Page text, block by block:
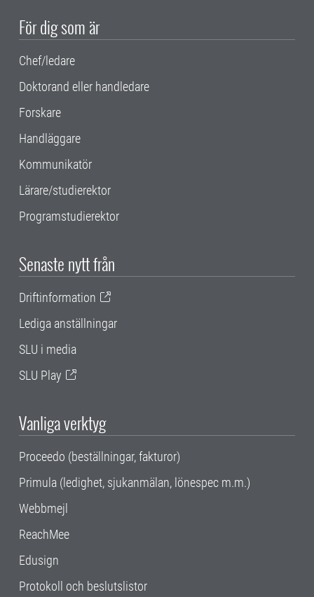
För dig som är
Chef/ledare
Doktorand eller handledare
Forskare
Handläggare
Kommunikatör
Lärare/studierektor
Programstudierektor
Senaste nytt från
Driftinformation
Lediga anställningar
SLU i media
SLU Play
Vanliga verktyg
Proceedo (beställningar, fakturor)
Primula (ledighet, sjukanmälan, lönespec m.m.)
Webbmejl
ReachMee
Edusign
Protokoll och beslutslistor